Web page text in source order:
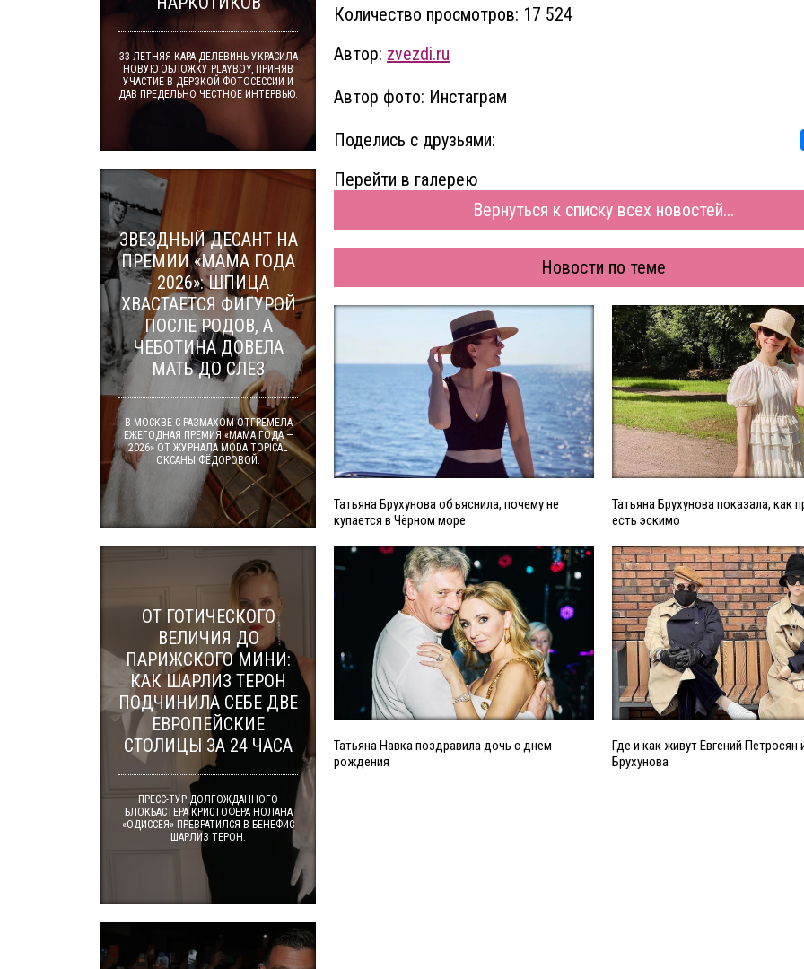
Количество просмотров: 17 524
Автор: zvezdi.ru
Автор фото: Инстаграм
Поделись с друзьями:
Перейти в галерею
Вернуться к списку всех новостей...
Новости по теме
Татьяна Брухунова объяснила, почему не
купается в Чёрном море
Татьяна Брухунова показала, как
есть эскимо
Татьяна Навка поздравила дочь с днем
рождения
Где и как живут Евгений Петросян
Брухунова
33-ЛЕТНЯЯ КАРА ДЕЛЕВИНЬ УКРАСИЛА
НОВУЮ ОБЛОЖКУ PLAYBOY, ПРИНЯВ
УЧАСТИЕ В ДЕРЗКОЙ ФОТОСЕССИИ И
ДАВ ПРЕДЕЛЬНО ЧЕСТНОЕ ИНТЕРВЬЮ.
ЗВЕЗДНЫЙ ДЕСАНТ НА
ПРЕМИИ «МАМА ГОДА
- 2026»: ШПИЦА
ХВАСТАЕТСЯ ФИГУРОЙ
ПОСЛЕ РОДОВ, А
ЧЕБОТИНА ДОВЕЛА
МАТЬ ДО СЛЕЗ
В МОСКВЕ С РАЗМАХОМ ОТГРЕМЕЛА
ЕЖЕГОДНАЯ ПРЕМИЯ «МАМА ГОДА —
2026» ОТ ЖУРНАЛА MODA TOPICAL
ОКСАНЫ ФЁДОРОВОЙ.
ОТ ГОТИЧЕСКОГО
ВЕЛИЧИЯ ДО
ПАРИЖСКОГО МИНИ:
КАК ШАРЛИЗ ТЕРОН
ПОДЧИНИЛА СЕБЕ ДВЕ
ЕВРОПЕЙСКИЕ
СТОЛИЦЫ ЗА 24 ЧАСА
ПРЕСС-ТУР ДОЛГОЖДАННОГО
БЛОКБАСТЕРА КРИСТОФЕРА НОЛАНА
«ОДИССЕЯ» ПРЕВРАТИЛСЯ В БЕНЕФИС
ШАРЛИЗ ТЕРОН.